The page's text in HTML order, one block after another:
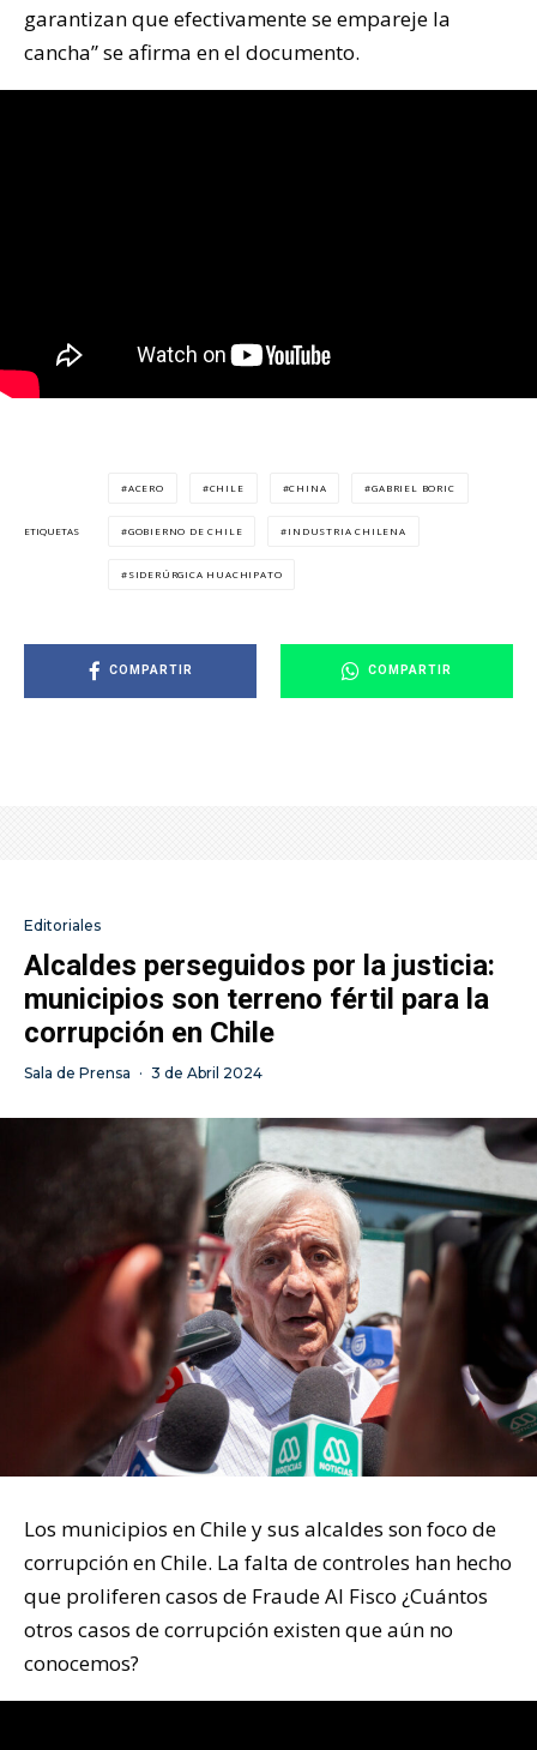
garantizan que efectivamente se empareje la
cancha” se afirma en el documento.
ETIQUETAS
ACERO CHILE CHINA GABRIEL BORIC
GOBIERNO DE CHILE INDUSTRIA CHILENA
SIDERÚRGICA HUACHIPATO
COMPARTIR COMPARTIR
Editoriales
Alcaldes perseguidos por la justicia:
municipios son terreno fértil para la
corrupción en Chile
Sala de Prensa · 3 de Abril 2024
Los municipios en Chile y sus alcaldes son foco de
corrupción en Chile. La falta de controles han hecho
que proliferen casos de Fraude Al Fisco ¿Cuántos
otros casos de corrupción existen que aún no
conocemos?